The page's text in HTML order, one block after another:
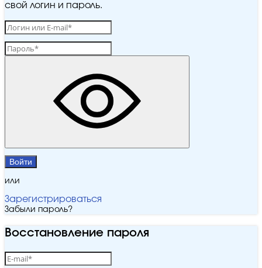
свой логин и пароль.
Войти
или
Зарегистрироваться
Забыли пароль?
Восстановление пароля